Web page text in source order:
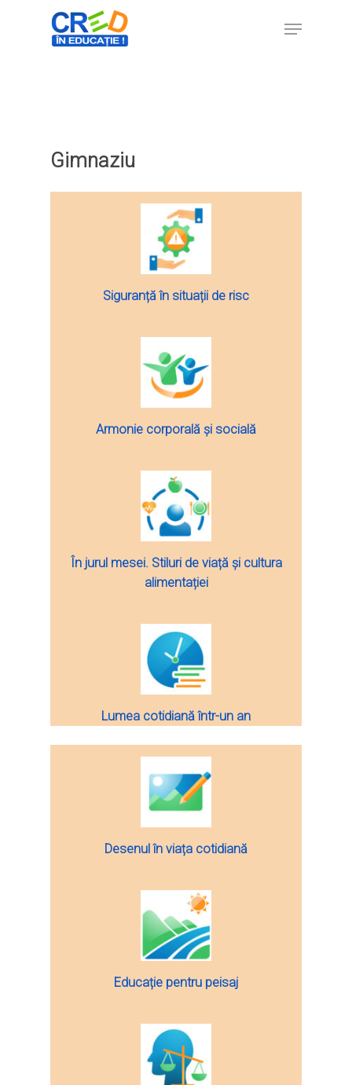
Gimnaziu
Siguranță în situații de risc
Armonie corporală și socială
În jurul mesei. Stiluri de viață și cultura
alimentației
Lumea cotidiană într-un an
Desenul în viața cotidiană
Educație pentru peisaj